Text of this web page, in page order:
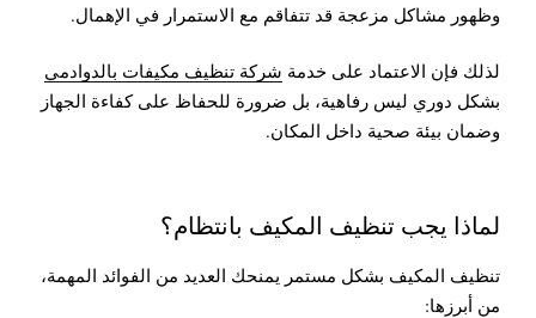
وظهور مشاكل مزعجة قد تتفاقم مع الاستمرار في الإهمال.
لذلك فإن الاعتماد على خدمة شركة تنظيف مكيفات بالدوادمي
بشكل دوري ليس رفاهية، بل ضرورة للحفاظ على كفاءة الجهاز
وضمان بيئة صحية داخل المكان.
لماذا يجب تنظيف المكيف بانتظام؟
تنظيف المكيف بشكل مستمر يمنحك العديد من الفوائد المهمة،
من أبرزها: